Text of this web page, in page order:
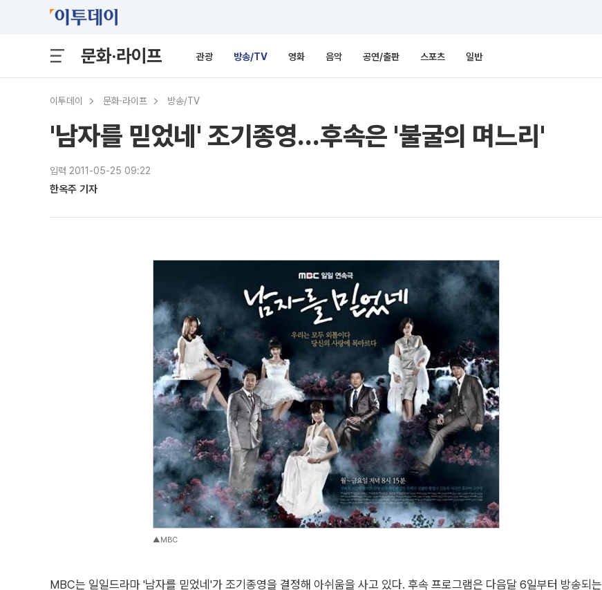
문화·라이프 관광 방송/TV 영화 음악 공연/출판 스포츠 일반
이투데이 문화·라이프 방송/TV
'남자를 믿었네' 조기종영…후속은 '불굴의 며느리'
입력 2011-05-25 09:22
한옥주 기자
▲MBC
MBC는 일일드라마 '남자를 믿었네'가 조기종영을 결정해 아쉬움을 사고 있다. 후속 프로그램은 다음달 6일부터 방송되는